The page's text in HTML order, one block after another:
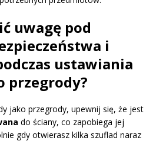
uwagę pod
i
ustawiania
przegrody?
jako przegrody, upewnij się, że jest
do ściany, co zapobiega jej
gdy otwierasz kilka szuflad naraz